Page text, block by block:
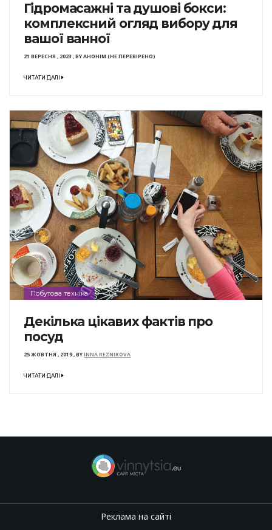
Гідромасажні та душові бокси:
комплексний огляд вибору для
вашої ванної
21 ВЕРЕСНЯ , 2023 ,BYАНОНІМ (НЕ ПЕРЕВІРЕНО)
ЧИТАТИ ДАЛІ
Побутова техніка
Декілька цікавих фактів про
посуд
25 ЖОВТНЯ , 2019,BYINNA REZNIKOVA
ЧИТАТИ ДАЛІ
Реклама на сайті